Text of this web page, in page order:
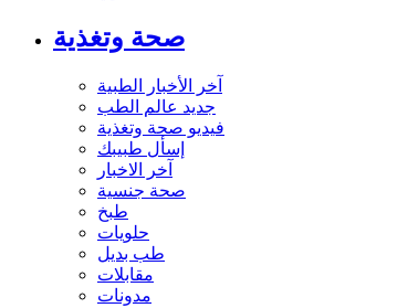
صحة وتغذية
آخر الأخبار الطبية
جديد عالم الطب
فيديو صحة وتغذية
إسأل طبيبك
آخر الاخبار
صحة جنسية
طبخ
حلويات
طب بديل
مقابلات
مدونات